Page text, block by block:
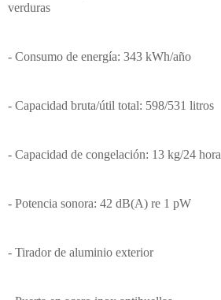
verduras
- Consumo de energía: 343 kWh/año
- Capacidad bruta/útil total: 598/531 litros
- Capacidad de congelación: 13 kg/24
- Potencia sonora: 42 dB(A) re 1 pW
- Tirador de aluminio exterior